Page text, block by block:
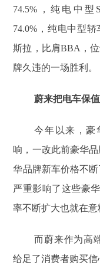
74.5%，纯电中型
74.0%，纯电中型
斯拉，⽐肩BBA，
牌久违的一场胜利。
蔚来把电车保
今年以来，豪
响，一改此前豪华
华品牌新车价格不
严重影响了这些豪
率不断扩大也就在意
而蔚来作为高
给足了消费者购买信